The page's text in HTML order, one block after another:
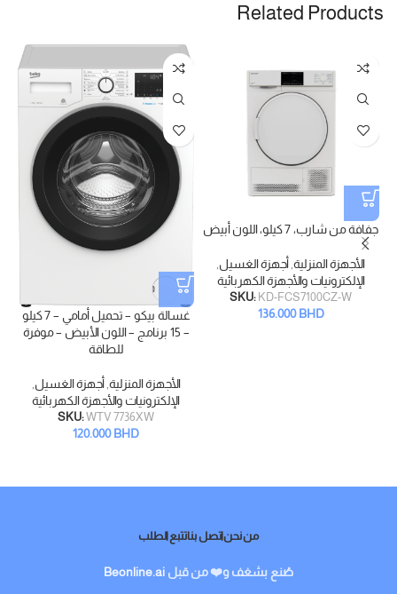
Related Products
جفافة من شارب، 7 كيلو، اللون أبيض
الأجهزة المنزلية, أجهزة الغسيل
الإلكترونيات والأجهزة الكهربائية
SKU: KD-FCS7100CZ-W
136.000BHD
غسالة بيكو – تحميل أمامي – 7 كيلو
– 15 برنامج – اللون الأبيض – موفرة
للطاقة
الأجهزة المنزلية ,أجهزة الغسيل
الإلكترونيات والأجهزة الكهربائية
SKU:WTV 7736XW
120.000BHD
من نحناتصل بناتتبع الطلب
صُنع بشغف و❤️ من قبل Beonline.ai